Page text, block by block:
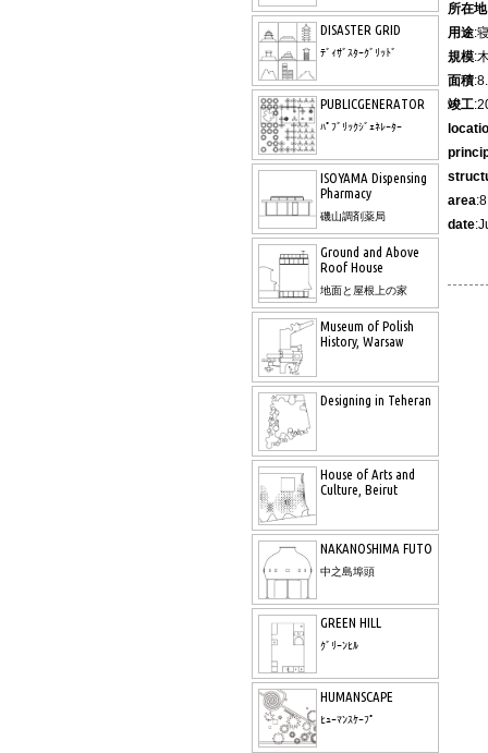
DISASTER GRID
ﾃﾞｨｻﾞｽﾀｰｸﾞﾘｯﾄﾞ
PUBLICGENERATOR
ﾊﾟﾌﾞﾘｯｸｼﾞｪﾈﾚｰﾀｰ
ISOYAMA Dispensing
Pharmacy
磯山調剤薬局
Ground and Above
Roof House
地面と屋根上の家
Museum of Polish
History, Warsaw
Designing in Teheran
House of Arts and
Culture, Beirut
NAKANOSHIMA FUTO
中之島埠頭
GREEN HILL
ｸﾞﾘｰﾝﾋﾙ
HUMANSCAPE
ﾋｭｰﾏﾝｽｹｰﾌﾟ
所在地
用途:
規模:
面積
竣工
area
date